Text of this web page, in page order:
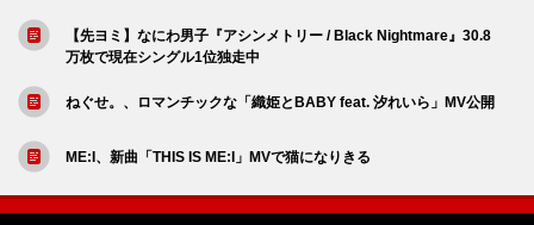
【先ヨミ】なにわ男子『アシンメトリー / Black Nightmare』30.8
万枚で現在シングル1位独走中
ねぐせ。、ロマンチックな「織姫とBABY feat. 汐れいら」MV公開
ME:I、新曲「THIS IS ME:I」MVで猫になりきる